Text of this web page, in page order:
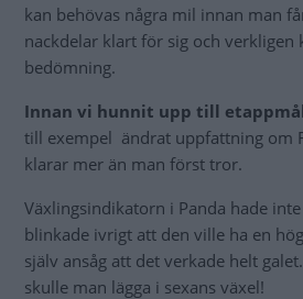
kan behövas några mil innan man
nackdelar klart för sig och verkligen
bedömning.
Innan vi hunnit upp till
till exempel ändrat uppfattning om
klarar mer än man först tror.
Växlingsindikatorn i Panda hade
blinkade ivrigt att den ville ha en
själv ansåg att det verkade helt
skulle man lägga i sexans växel!